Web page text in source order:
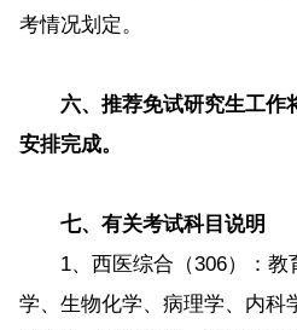
考情况划定。
六、推荐免试研究生工作
安排完成。
七、有关考试科目说明
1、西医综合（306）：教
学、生物化学、病理学、内科